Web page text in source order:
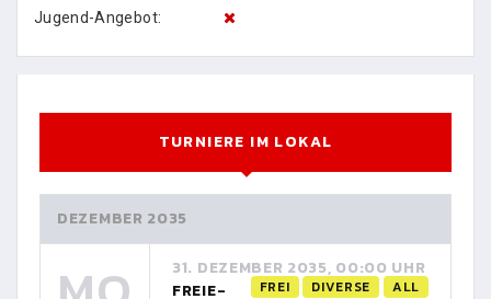
Jugend-Angebot:
TURNIERE IM LOKAL
DEZEMBER 2035
31. DEZEMBER 2035, 00:00 UHR
FREI DIVERSE ALL
FREIE-